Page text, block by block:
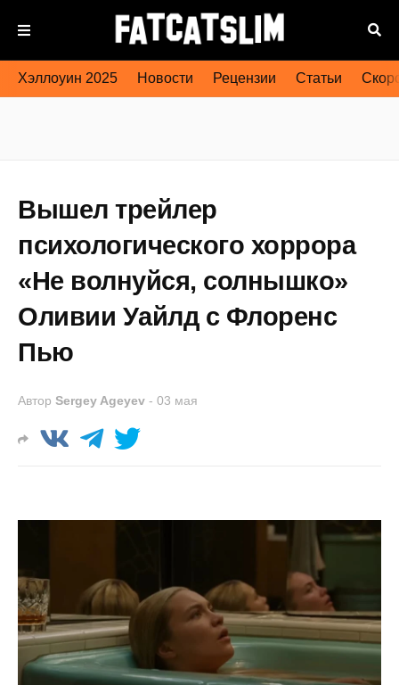
Хэллоуин 2025 Новости Рецензии Статьи
Вышел трейлер
психологического хоррора
«Не волнуйся, солнышко»
Оливии Уайлд с Флоренс
Пью
Автор Sergey Ageyev - 03 мая